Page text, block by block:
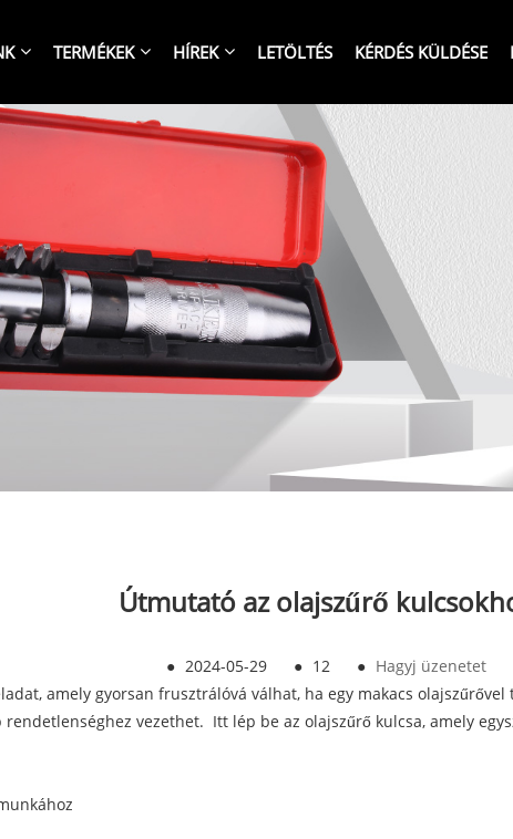
TERMÉKEK HÍREK LETÖLTÉS KÉRDÉS KÜLDÉSE
Útmutató az olajszűrő
● 2024-05-29 ● 12 ● Hagyj üzenetet
amely gyorsan frusztrálóvá válhat, ha egy makacs
vezethet. Itt lép be az olajszűrő kulcsa, amely